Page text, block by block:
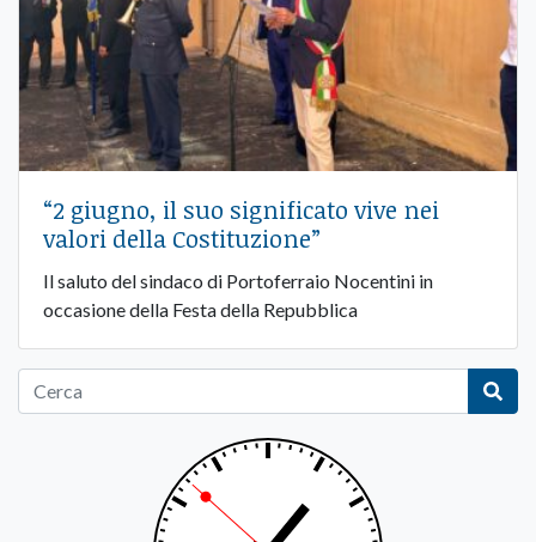
“2 giugno, il suo significato vive nei
valori della Costituzione”
Il saluto del sindaco di Portoferraio Nocentini in
occasione della Festa della Repubblica